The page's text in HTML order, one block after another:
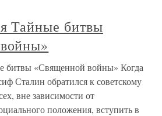
Тайные битвы
битвы «Священной войны» Когда
Сталин обратился к советскому
вне зависимости от
положения, вступить в